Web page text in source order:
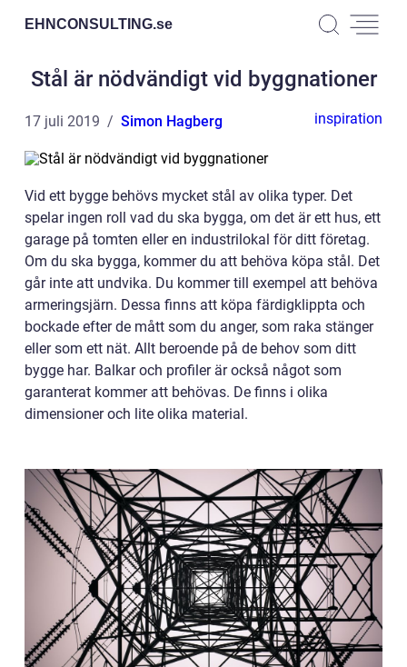
EHNCONSULTING.se
Stål är nödvändigt vid byggnationer
17 juli 2019 Simon Hagberg inspiration
Vid ett bygge behövs mycket stål av olika typer. Det
spelar ingen roll vad du ska bygga, om det är ett hus, ett
garage på tomten eller en industrilokal för ditt företag.
Om du ska bygga, kommer du att behöva köpa stål. Det
går inte att undvika. Du kommer till exempel att behöva
armeringsjärn. Dessa finns att köpa färdigklippta och
bockade efter de mått som du anger, som raka stänger
eller som ett nät. Allt beroende på de behov som ditt
bygge har. Balkar och profiler är också något som
garanterat kommer att behövas. De finns i olika
dimensioner och lite olika material.